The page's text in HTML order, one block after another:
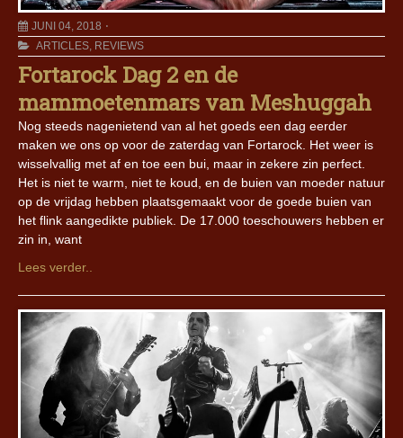
JUNI 04, 2018
ARTICLES, REVIEWS
Fortarock Dag 2 en de
mammoetenmars van Meshuggah
Nog steeds nagenietend van al het goeds een dag eerder
maken we ons op voor de zaterdag van Fortarock. Het weer is
wisselvallig met af en toe een bui, maar in zekere zin perfect.
Het is niet te warm, niet te koud, en de buien van moeder natuur
op de vrijdag hebben plaatsgemaakt voor de goede buien van
het flink aangedikte publiek. De 17.000 toeschouwers hebben er
zin in, want
Lees verder..